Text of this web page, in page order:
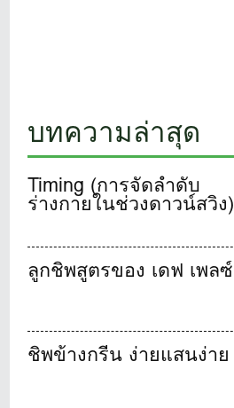
บทความล่าสุด
Timing (การจัดลำดับ
ร่างกายในช่วงดาวน์สวิง)
ลูกชิพสูตรของ เดฟ เพลซ์
ชิพข้างกรีน ง่ายแสนง่าย